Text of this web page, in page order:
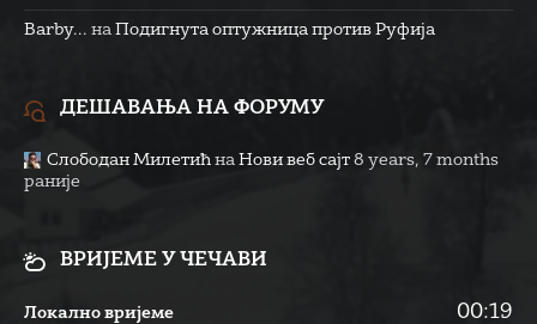
Barby... на Подигнута оптужница против Руфија
ДЕШАВАЊА НА ФОРУМУ
Слободан Милетић на Нови веб сајт 8 years, 7 months
раније
ВРИЈЕМЕ У ЧЕЧАВИ
Локално вријеме 00:19